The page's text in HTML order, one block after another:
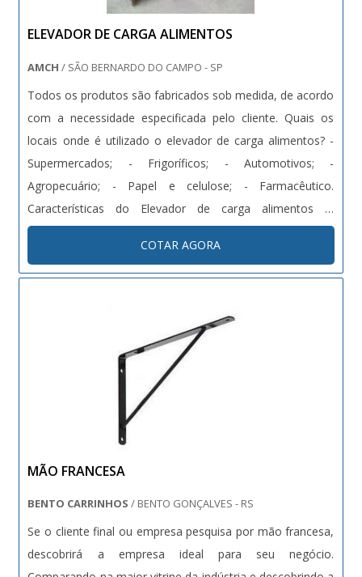
ELEVADOR DE CARGA ALIMENTOS
AMCH / SÃO BERNARDO DO CAMPO - SP
Todos os produtos são fabricados sob medida, de acordo
com a necessidade especificada pelo cliente. Quais os
locais onde é utilizado o elevador de carga alimentos? -
Supermercados; - Frigoríficos; - Automotivos; -
Agropecuário; - Papel e celulose; - Farmacêutico.
Características do Elevador de carga alimentos O
equipamento é construído em aço carbono, correia ou
corrente de içamento norma ASA selecionada de acordo
com a carga do projeto. Além....
COTAR AGORA
MÃO FRANCESA
BENTO CARRINHOS / BENTO GONÇALVES - RS
Se o cliente final ou empresa pesquisa por mão francesa,
descobrirá a empresa ideal para seu negócio.